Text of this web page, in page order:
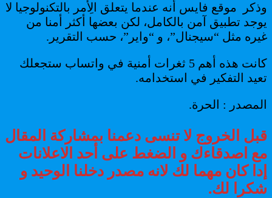
وذكر موقع فايس أنه عندما يتعلق الِأمر بالتكنولوجيا لا
يوجد تطبيق آمن بالكامل، لكن بعضها أكثر أمنا من
غيره مثل “سيجنال”، و “واير”، حسب التقرير.
كانت هذه أهم 5 ثغرات أمنية في واتساب ستجعلك
تعيد التفكير في استخدامه.
المصدر : الحرة.
قبل الخروج لا تنسى دعمنا بمشاركة المقال
مع اصدقاءك و الضغط على أحد الاعلانات
إدا كان مهما لك لانه مصدر دخلنا الوحيد و
شكرا لك.